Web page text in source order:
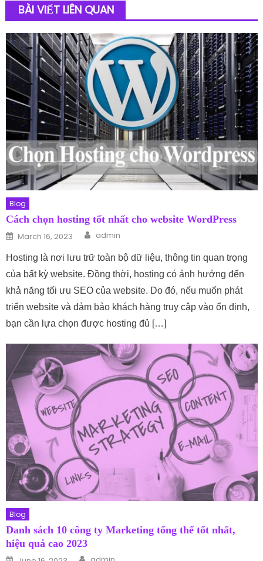
BÀI VIẾT LIÊN QUAN
Blog
Cách chọn hosting tốt nhất cho website WordPress
Posted on
March 16, 2023 Author
admin
Hosting là nơi lưu trữ toàn bộ dữ liệu, thông tin quan trọng
của bất kỳ website. Đồng thời, hosting có ảnh hưởng đến
khả năng tối ưu SEO của website. Do đó, nếu muốn phát
triển website và đảm bảo khách hàng truy cập vào ổn định,
bạn cần lựa chọn được hosting đủ […]
Blog
Danh sách 10 công ty Marketing tổng thể tốt nhất,
hiệu quả cao 2023
Posted on Author